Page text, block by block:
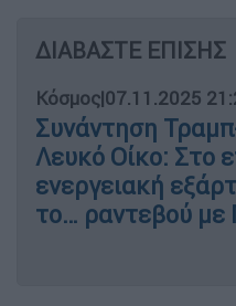
ΔΙΑΒΑΣΤΕ ΕΠΙΣΗΣ
Κόσμος|07.11.2025
Συνάντηση
Λευκό Οίκο: Στο
ενεργειακή
το… ραντεβού με